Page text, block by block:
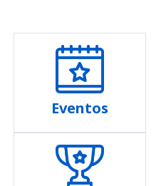
Eventos